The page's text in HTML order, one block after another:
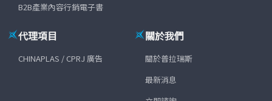
B2B產業內容行銷電子書
代理項目
CHINAPLAS / CPRJ 廣告
關於我們
關於普拉瑞斯
最新消息